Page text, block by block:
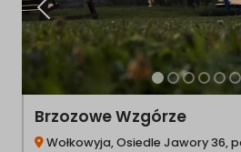
Poprzednia
Brzozowe Wzgórze
Wołkowyja, Osiedle Jawory 36,